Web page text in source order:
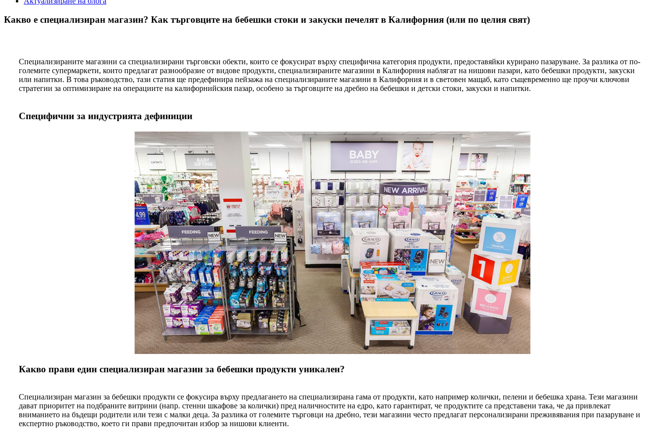
Какво е специализиран магазин? Как търговците на бебешки стоки и закуски печелят в Калифорния (или по целия свят)
Специализираните магазини са специализирани търговски обекти, които се фокусират върху специфична категория продукти, предоставяйки курирано пазаруване. За разлика от по-
големите супермаркети, които предлагат разнообразие от видове продукти, специализираните магазини в Калифорния наблягат на нишови пазари, като бебешки продукти, закуски
или напитки. В това ръководство, тази статия ще предефинира пейзажа на специализираните магазини в Калифорния и в световен мащаб, като същевременно ще проучи ключови
стратегии за оптимизиране на операциите на калифорнийския пазар, особено за търговците на дребно на бебешки и детски стоки, закуски и напитки.
Специфични за индустрията дефиниции
Какво прави един специализиран магазин за бебешки продукти уникален?
Специализиран магазин за бебешки продукти се фокусира върху предлагането на специализирана гама от продукти, като например колички, пелени и бебешка храна. Тези магазини
дават приоритет на подбраните витрини (напр. стенни шкафове за колички) пред наличностите на едро, като гарантират, че продуктите са представени така, че да привлекат
вниманието на бъдещи родители или тези с малки деца. За разлика от големите търговци на дребно, тези магазини често предлагат персонализирани преживявания при пазаруване и
експертно ръководство, което ги прави предпочитан избор за нишови клиенти.